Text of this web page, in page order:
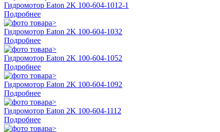
Гидромотор Eaton 2K 100-604-1012-1
Подробнее
Гидромотор Eaton 2K 100-604-1032
Подробнее
Гидромотор Eaton 2K 100-604-1052
Подробнее
Гидромотор Eaton 2K 100-604-1092
Подробнее
Гидромотор Eaton 2K 100-604-1112
Подробнее